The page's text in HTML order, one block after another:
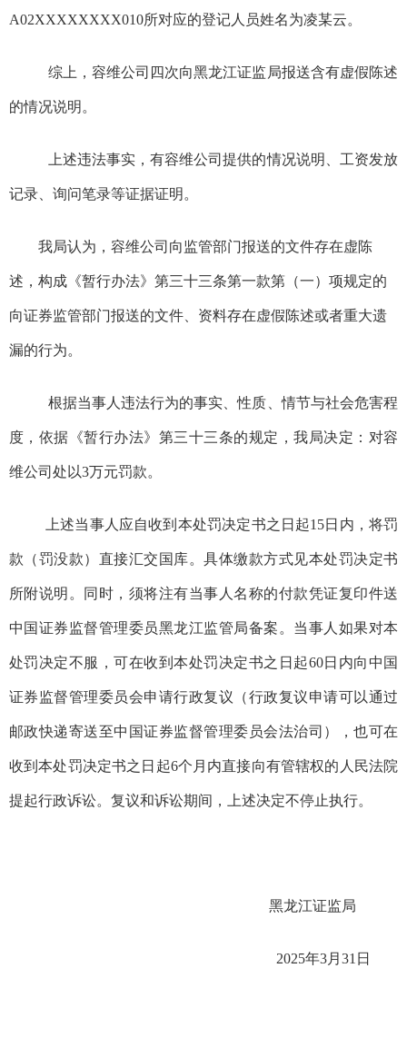
A02XXXXXXXX010所对应的登记人员姓名为凌某云。
综上，容维公司四次向黑龙江证监局报送含有虚假陈述
的情况说明。
上述违法事实，有容维公司提供的情况说明 、工资发放
记录、询问笔录等证据证明。
我局认为，容维公司向监管部门报送的文件存在虚陈
述，构成《暂行办法》第三十三条第一款第（一）项规定的
向证券监管部门报送的文件、资料存在虚假陈述或者重大遗
漏的行为。
根据当事人违法行为的事实、性质、情节与社会危害程
度，依据 《暂行办法》第三十三条的规定，我局决定： 对容
维公司处以3万元罚款。
上述当事人应自收到本处罚决定书之日起15日内，将罚
款（罚没款）直接汇交国库。具体缴款方式见本处罚决定书
所附说明。同时，须将注有当事人名称的付款凭证复印件送
中国证券监督管理委员黑龙江监管局备案。当事人如果对本
处罚决定不服，可在收到本处罚决定书之 日起60日内向中国
证券监督管理委员会申请行政复议 （行政复议申请可以通过
邮政快递寄送至中国证券监督管理委员会法治司） ，也可在
收到本处罚决定书之日起6个月内直接向有管辖权的人民法院
提起行政诉讼。复议和诉讼期间，上述决定不停止执行。
黑龙江证监局
2025年3月31 日